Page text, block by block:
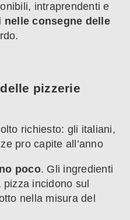
intraprendenti e
nelle consegne delle
pizzerie
richiesto: gli italiani,
pro capite all’anno
poco. Gli ingredienti
incidono sul
nella misura del